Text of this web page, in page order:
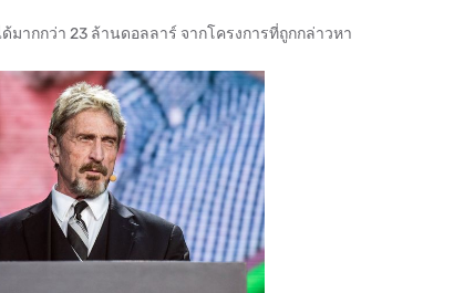
มากกว่า 23 ล้านดอลลาร์ จากโครงการที่ถูกกล่าวหา